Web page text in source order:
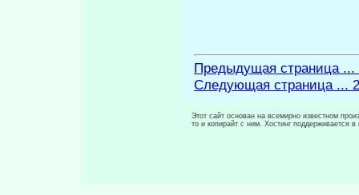
Предыдущая страница ...
Следующая страница ...
Этот сайт основан на всемирно известном
то и копирайт с ним. Хостинг поддерживается